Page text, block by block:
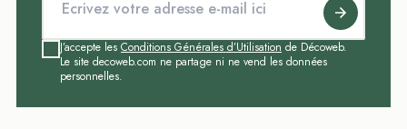
J’accepte les Conditions Générales d’Utilisation de Décoweb.
Le site decoweb.com ne partage ni ne vend les données
personnelles.